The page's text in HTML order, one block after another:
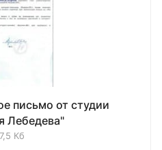
письмо от студии
Лебедева"
Кб